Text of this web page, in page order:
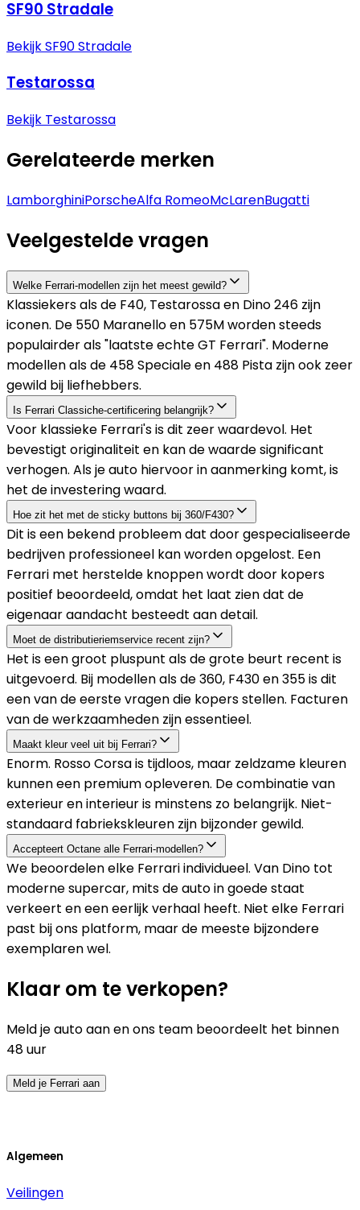
SF90 Stradale
Bekijk SF90 Stradale
Testarossa
Bekijk Testarossa
Gerelateerde merken
LamborghiniPorscheAlfa RomeoMcLarenBugatti
Veelgestelde vragen
Welke Ferrari-modellen zijn het meest gewild?
Klassiekers als de F40, Testarossa en Dino 246 zijn
iconen. De 550 Maranello en 575M worden steeds
populairder als "laatste echte GT Ferrari". Moderne
modellen als de 458 Speciale en 488 Pista zijn ook zeer
gewild bij liefhebbers.
Is Ferrari Classiche-certificering belangrijk?
Voor klassieke Ferrari's is dit zeer waardevol. Het
bevestigt originaliteit en kan de waarde significant
verhogen. Als je auto hiervoor in aanmerking komt, is
het de investering waard.
Hoe zit het met de sticky buttons bij 360/F430?
Dit is een bekend probleem dat door gespecialiseerde
bedrijven professioneel kan worden opgelost. Een
Ferrari met herstelde knoppen wordt door kopers
positief beoordeeld, omdat het laat zien dat de
eigenaar aandacht besteedt aan detail.
Moet de distributieriemservice recent zijn?
Het is een groot pluspunt als de grote beurt recent is
uitgevoerd. Bij modellen als de 360, F430 en 355 is dit
een van de eerste vragen die kopers stellen. Facturen
van de werkzaamheden zijn essentieel.
Maakt kleur veel uit bij Ferrari?
Enorm. Rosso Corsa is tijdloos, maar zeldzame kleuren
kunnen een premium opleveren. De combinatie van
exterieur en interieur is minstens zo belangrijk. Niet-
standaard fabriekskleuren zijn bijzonder gewild.
Accepteert Octane alle Ferrari-modellen?
We beoordelen elke Ferrari individueel. Van Dino tot
moderne supercar, mits de auto in goede staat
verkeert en een eerlijk verhaal heeft. Niet elke Ferrari
past bij ons platform, maar de meeste bijzondere
exemplaren wel.
Klaar om te verkopen?
Meld je auto aan en ons team beoordeelt het binnen
48 uur
Meld je Ferrari aan
Algemeen
Veilingen